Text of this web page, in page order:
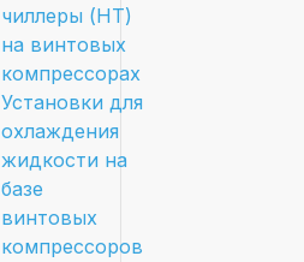
чиллеры (HT)
на винтовых
компрессорах
Установки для
охлаждения
жидкости на
базе
винтовых
компрессоров